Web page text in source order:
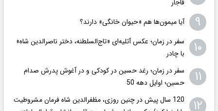
قاجار
۹ آیا میمون‌ها هم «حیوان خانگی» دارند؟
۱۰
سفر در زمان؛ عکس آتلیه‌ای «تاج‌السلطنه، دختر ناصرالدین شاه»
با چادر
۱۱
سفر در زمان؛ رغد حسین در کودکی و در آغوش پدرش صدام
حسین؛ اوایل دهه 50
۱۲
120 سال پیش در چنین روزی، مظفرالدین شاه فرمان مشروطیت